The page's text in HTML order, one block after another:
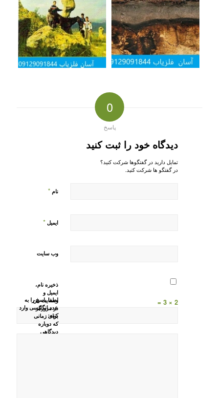
0
پاسخ
دیدگاه خود را ثبت کنید
تمایل دارید در گفتگوها شرکت کنید؟
در گفتگو ها شرکت کنید.
نام *
ایمیل *
وب‌ سایت
ذخیره نام،
ایمیل و
وبسایت من
در مرورگر
برای زمانی
که دوباره
دیدگاهی
لطفا پاسخ را به
عدد انگلیسی وارد
کنید:
2 × 3 =